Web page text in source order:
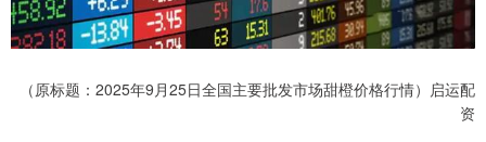
（原标题：2025年9月25日全国主要批发市场甜橙价格行情）启运配
资